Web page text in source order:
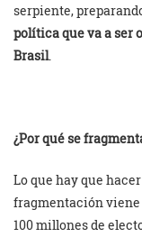
serpiente,
política que va a ser
Brasil.
¿Por qué se
Lo que hay que
fragmentación viene
100 millones de